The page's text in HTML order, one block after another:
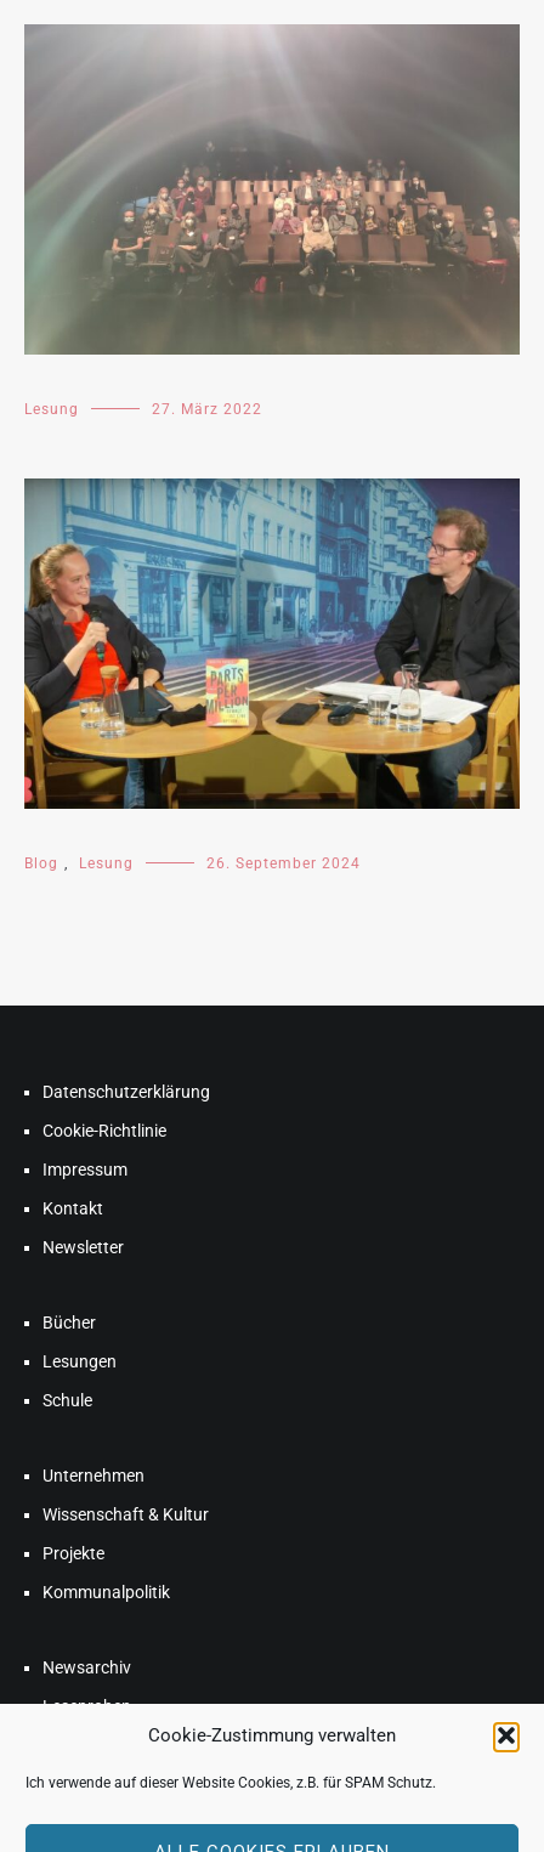
Cookie-Zustimmung verwalten
Ich verwende auf dieser Website Cookies, z.B. für SPAM Schutz.
Lesung 27. März 2022
Blog , Lesung 26. September 2024
Datenschutzerklärung
Cookie-Richtlinie
Impressum
Kontakt
Newsletter
Bücher
Lesungen
Schule
Unternehmen
Wissenschaft & Kultur
Projekte
Kommunalpolitik
Newsarchiv
Leseproben
FAQ